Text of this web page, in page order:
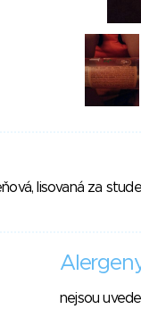
lisovaná za
nejsou